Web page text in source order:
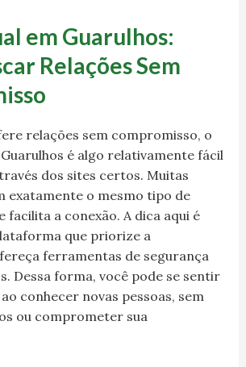
em Guarulhos:
Relações Sem
relações sem compromisso, o
é algo relativamente fácil
dos sites certos. Muitas
exatamente o mesmo tipo de
facilita a conexão. A dica aqui é
que priorize a
ferramentas de segurança
Dessa forma, você pode se sentir
conhecer novas pessoas, sem
ou comprometer sua